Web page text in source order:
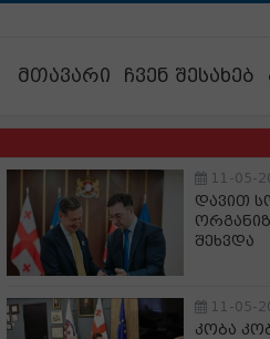
მთავარი ჩვენ შესახებ
11-05-
დავით
შეხვდა
11-05-
კობა